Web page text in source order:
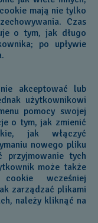
mają nie tylko
Czas
o tym, jak długo
po upływie
akceptować lub
użytkownikowi
pomocy swojej
o tym, jak zmienić
jak włączyć
nowego pliku
przyjmowanie tych
może także
wcześniej
zarządzać plikami
należy kliknąć na